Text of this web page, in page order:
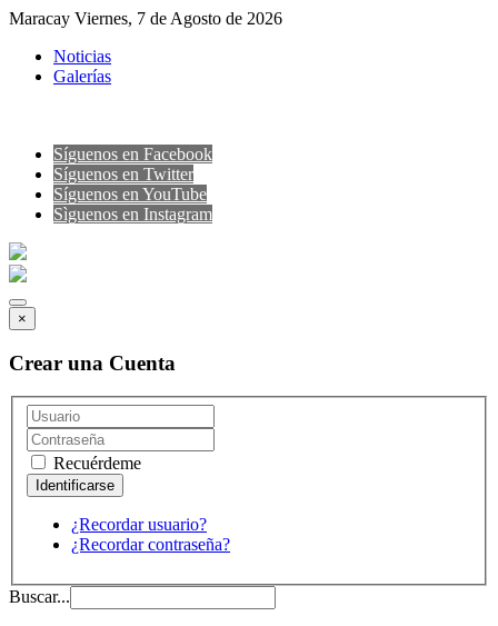
Maracay Viernes, 7 de Agosto de 2026
Noticias
Galerías
Síguenos en Facebook
Síguenos en Twitter
Síguenos en YouTube
Sìguenos en Instagram
×
Crear una Cuenta
Recuérdeme
¿Recordar usuario?
¿Recordar contraseña?
Buscar...